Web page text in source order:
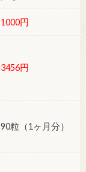
1000円
3456円
90粒（1ヶ月分）